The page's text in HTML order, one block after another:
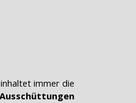
immer die
Ausschüttungen